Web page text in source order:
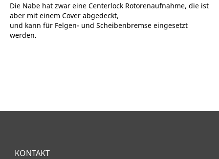
Die Nabe hat zwar eine Centerlock Rotorenaufnahme, die ist
aber mit einem Cover abgedeckt,
und kann für Felgen- und Scheibenbremse eingesetzt
werden.
KONTAKT